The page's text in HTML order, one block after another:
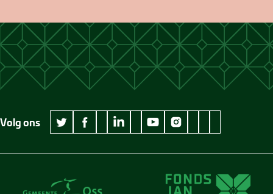
Volg ons
twitter Museum Jan Cunen
facebook Museum Jan Cunen
wikipedia Museum Jan Cunen
linkedin Museum Jan Cunen
googleplus Museum Jan Cunen
youtube Museum Jan Cunen
instagram Museum